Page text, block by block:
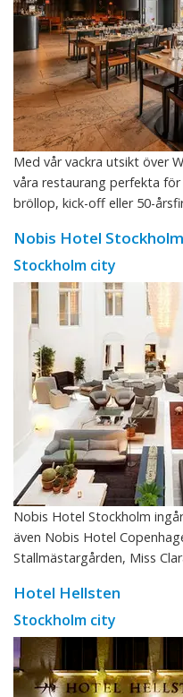
Med vår vackra utsikt över
våra restaurang perfekta
bröllop, kick-off eller 50-
Nobis Hotel Stockholm
Stockholm city
Nobis Hotel Stockholm
även Nobis Hotel
Stallmästargården, Miss
Hotel Hellsten
Stockholm city